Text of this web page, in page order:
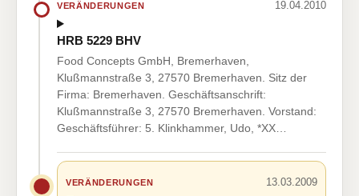
VERÄNDERUNGEN 19.04.2010
HRB 5229 BHV
Food Concepts GmbH, Bremerhaven,
Klußmannstraße 3, 27570 Bremerhaven. Sitz der
Firma: Bremerhaven. Geschäftsanschrift:
Klußmannstraße 3, 27570 Bremerhaven. Vorstand:
Geschäftsführer: 5. Klinkhammer, Udo, *XX…
VERÄNDERUNGEN 13.03.2009